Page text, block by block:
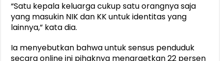
“Satu kepala keluarga cukup satu orangnya saja
yang masukin NIK dan KK untuk identitas yang
lainnya,” kata dia.
Ia menyebutkan bahwa untuk sensus penduduk
secara online ini pihaknya menargetkan 22 persen